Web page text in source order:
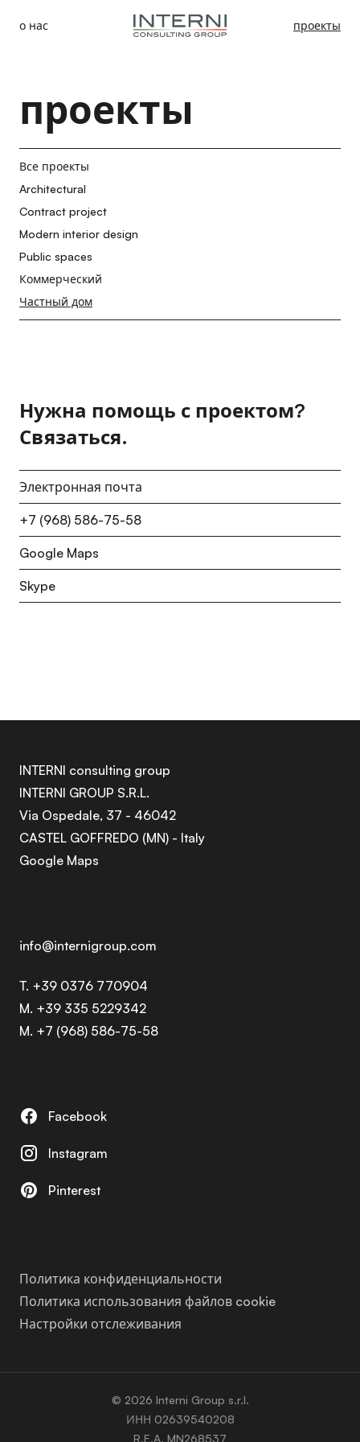
о нас проекты
проекты
Все проекты
Architectural
Contract project
Modern interior design
Public spaces
Коммерческий
Частный дом
Нужна помощь с проектом?
Связаться.
Электронная почта
+7 (968) 586-75-58
Google Maps
Skype
INTERNI consulting group
INTERNI GROUP S.R.L.
Via Ospedale, 37 - 46042
CASTEL GOFFREDO (MN) - Italy
Google Maps
info@internigroup.com
T. +39 0376 770904
M. +39 335 5229342
M. +7 (968) 586-75-58
Facebook
Instagram
Pinterest
Политика конфиденциальности
Политика использования файлов cookie
Настройки отслеживания
© 2026 Interni Group s.r.l.
ИНН 02639540208
R.E.A. MN268537